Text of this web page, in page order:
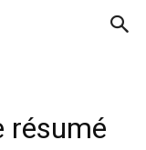
résumé